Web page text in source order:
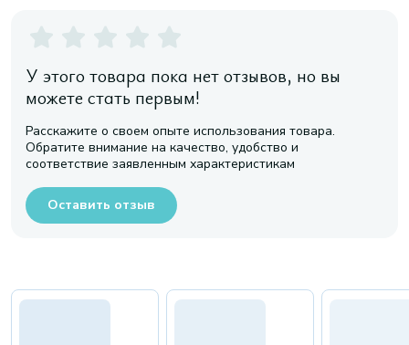
У этого товара пока нет отзывов, но вы
можете стать первым!
Расскажите о своем опыте использования товара.
Обратите внимание на качество, удобство и
соответствие заявленным характеристикам
Оставить отзыв